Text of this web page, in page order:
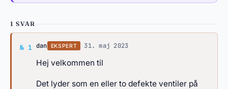
1 SVAR
№ 1 Svar af dan
dan EKSPERT 31. maj 2023
Hej velkommen til
Det lyder som en eller to defekte ventiler på